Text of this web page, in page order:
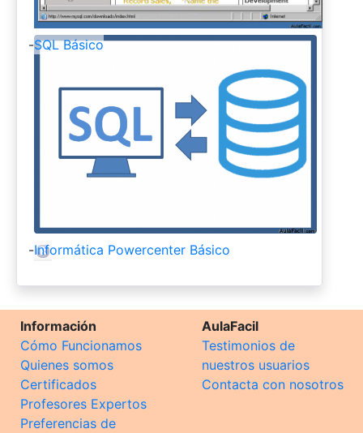
-SQL Básico
-Informática Powercenter Básico
Información
Cómo Funcionamos
Quienes somos
Certificados
Profesores Expertos
Preferencias de
AulaFacil
Testimonios de
nuestros usuarios
Contacta con nosotros